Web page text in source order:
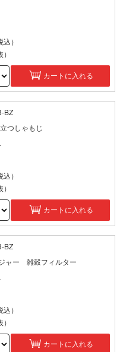
込）
カートに入れる
BZ
つしゃもじ
込）
カートに入れる
BZ
ャー 雑穀フィルター
込）
カートに入れる